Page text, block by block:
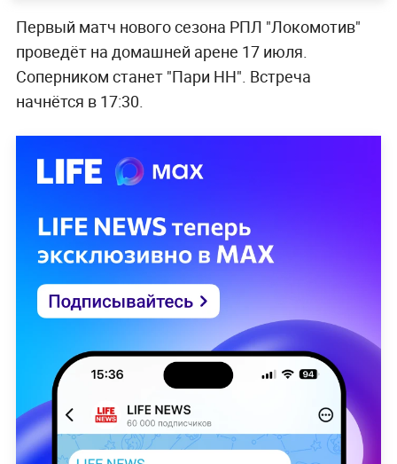
Первый матч нового сезона РПЛ "Локомотив"
проведёт на домашней арене 17 июля.
Соперником станет "Пари НН". Встреча
начнётся в 17:30.